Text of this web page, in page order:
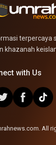
terpercaya
khazanah
with Us
All